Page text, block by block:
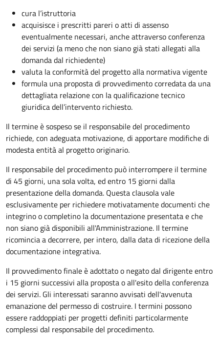
cura l’istruttoria
acquisisce i prescritti pareri o atti di assenso
eventualmente necessari, anche attraverso conferenza
dei servizi (a meno che non siano già stati allegati alla
domanda dal richiedente)
valuta la conformità del progetto alla normativa vigente
formula una proposta di provvedimento corredata da una
dettagliata relazione con la qualificazione tecnico
giuridica dell’intervento richiesto.
Il termine è sospeso se il responsabile del procedimento
richiede, con adeguata motivazione, di apportare modifiche di
modesta entità al progetto originario.
Il responsabile del procedimento può interrompere il termine
di 45 giorni, una sola volta, ed entro 15 giorni dalla
presentazione della domanda. Questa clausola vale
esclusivamente per richiedere motivatamente documenti che
integrino o completino la documentazione presentata e che
non siano già disponibili all'Amministrazione. Il termine
ricomincia a decorrere, per intero, dalla data di ricezione della
documentazione integrativa.
Il provvedimento finale è adottato o negato dal dirigente entro
i 15 giorni successivi alla proposta o all'esito della conferenza
dei servizi. Gli interessati saranno avvisati dell'avvenuta
emanazione del permesso di costruire. I termini possono
essere raddoppiati per progetti definiti particolarmente
complessi dal responsabile del procedimento.